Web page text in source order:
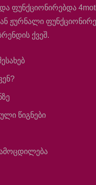
ფუნქციონირებდა
ჟურნალი
ქვეშ.
წიგნები